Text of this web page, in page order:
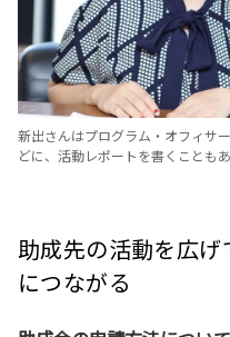
新出さんはプログラム・オフィサ
どに、活動レポートを書くことも
助成先の活動を広
につながる